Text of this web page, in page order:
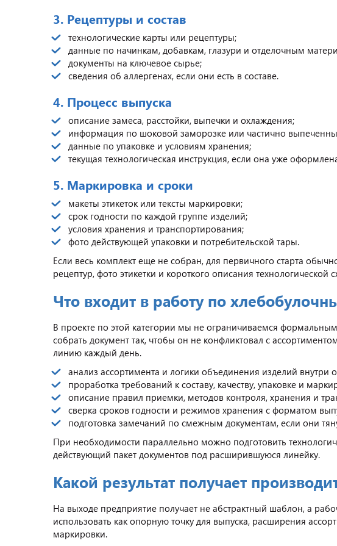
3. Рецептуры и состав
технологические карты или рецептуры;
данные по начинкам, добавкам, глазури и отделочным
документы на ключевое сырье;
сведения об аллергенах, если они есть в составе.
4. Процесс выпуска
описание замеса, расстойки, выпечки и охлаждения;
информация по шоковой заморозке или частично
данные по упаковке и условиям хранения;
текущая технологическая инструкция, если она уже
5. Маркировка и сроки
макеты этикеток или тексты маркировки;
срок годности по каждой группе изделий;
условия хранения и транспортирования;
фото действующей упаковки и потребительской тары.
Если весь комплект еще не собран, для первичного старта
рецептур, фото этикетки и короткого описания технологической
Что входит в работу по
В проекте по этой категории мы не ограничиваемся
собрать документ так, чтобы он не конфликтовал с
линию каждый день.
анализ ассортимента и логики объединения изделий внутри
проработка требований к составу, качеству, упаковке и
описание правил приемки, методов контроля, хранения и
сверка сроков годности и режимов хранения с форматом
подготовка замечаний по смежным документам, если они
При необходимости параллельно можно подготовить
действующий пакет документов под расширившуюся линейку.
Какой результат получает
На выходе предприятие получает не абстрактный шаблон, а
использовать как опорную точку для выпуска, расширения
маркировки.